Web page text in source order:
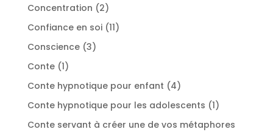
Concentration 22
produits
Confiance en soi 1111
Conscience 33
Conte 11
produit
Conte hypnotique pour enfant 44
produits
Conte hypnotique pour les adolescents 11
Conte servant à créer une de vos métaphores